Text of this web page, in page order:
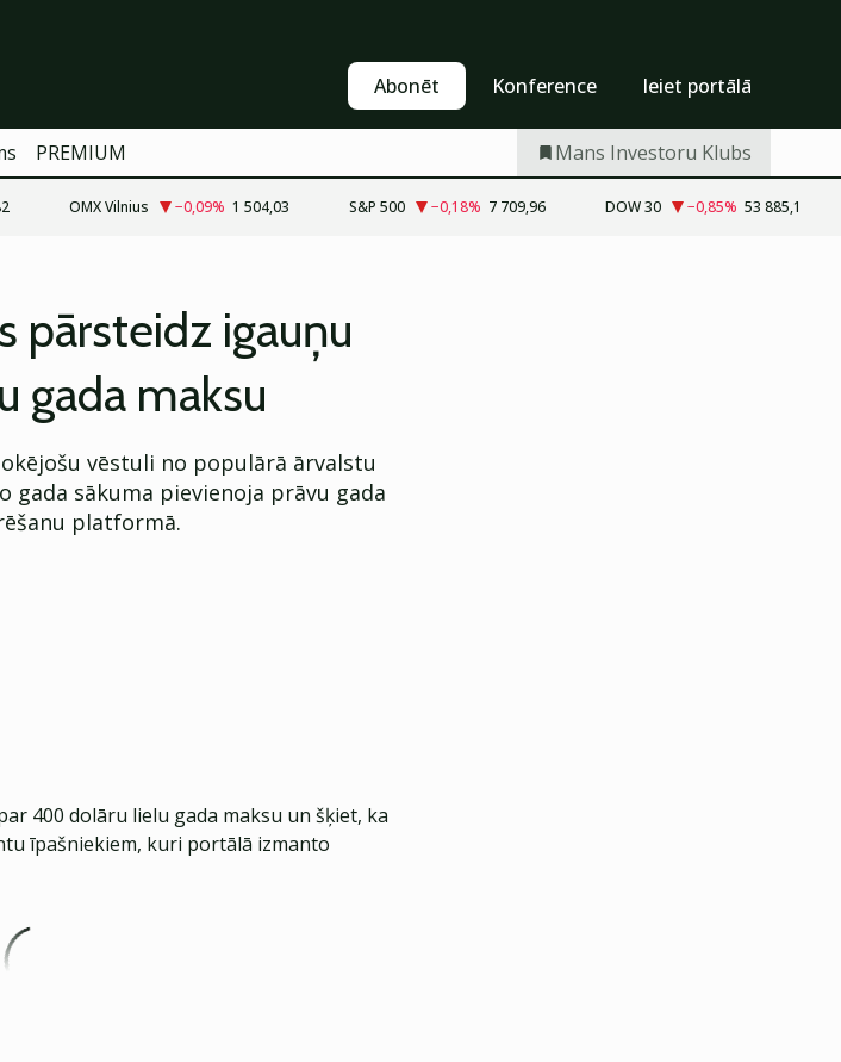
Abonēt Konference Ieiet portālā
PREMIUM Mans Investoru Klubs
OMX Vilnius −0,09% 1 504,03 S&P 500 −0,18% 7 709,96 DOW 30 −0,85% 53 885,1
pārsteidz igauņu
gada maksu
vēstuli no populārā ārvalstu
gada sākuma pievienoja prāvu gada
platformā.
400 dolāru lielu gada maksu un šķiet, ka
īpašniekiem, kuri portālā izmanto